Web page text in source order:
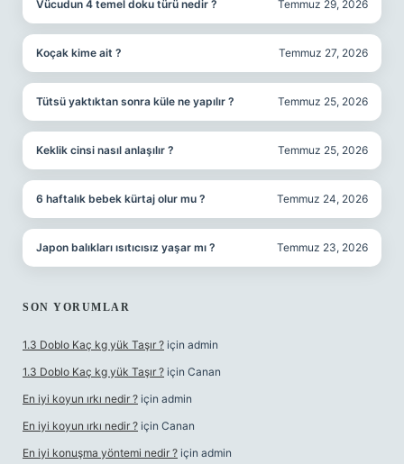
Vücudun 4 temel doku türü nedir ? Temmuz 29, 2026
Koçak kime ait ? Temmuz 27, 2026
Tütsü yaktıktan sonra küle ne yapılır ? Temmuz 25, 2026
Keklik cinsi nasıl anlaşılır ? Temmuz 25, 2026
6 haftalık bebek kürtaj olur mu ? Temmuz 24, 2026
Japon balıkları ısıtıcısız yaşar mı ? Temmuz 23, 2026
SON YORUMLAR
1.3 Doblo Kaç kg yük Taşır ? için admin
1.3 Doblo Kaç kg yük Taşır ? için Canan
En iyi koyun ırkı nedir ? için admin
En iyi koyun ırkı nedir ? için Canan
En iyi konuşma yöntemi nedir ? için admin